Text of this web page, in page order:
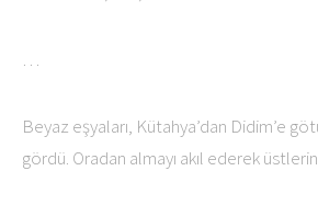
…
Beyaz eşyaları, Kütahya’dan Didim’e
gördü. Oradan almayı akıl ederek